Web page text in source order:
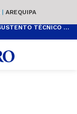
| AREQUIPA
AUMENTO DEL SUELDO MÍNIMO CARECE DE SUSTENTO TÉCNICO Y ES POPULISTA